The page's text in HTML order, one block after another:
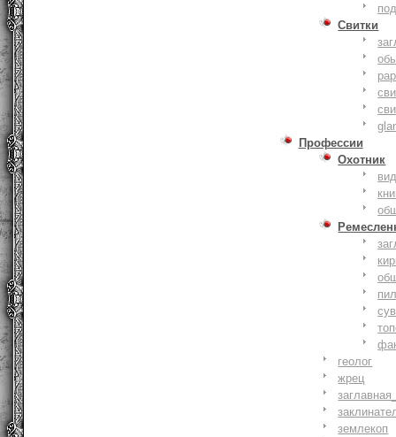
Свитки
Профессии
Охотник
геолог
жрец
землекоп